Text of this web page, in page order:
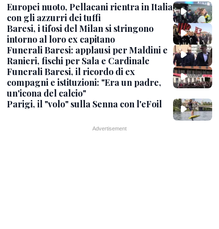
Europei nuoto, Pellacani rientra in Italia
con gli azzurri dei tuffi
Baresi, i tifosi del Milan si stringono
intorno al loro ex capitano
Funerali Baresi: applausi per Maldini e
Ranieri, fischi per Sala e Cardinale
Funerali Baresi, il ricordo di ex
compagni e istituzioni: "Era un padre,
un'icona del calcio"
Parigi, il "volo" sulla Senna con l'eFoil